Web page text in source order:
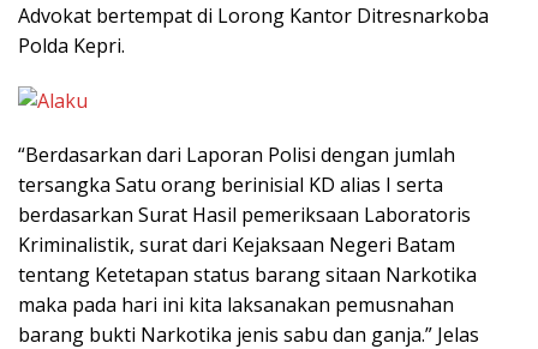
Advokat bertempat di Lorong Kantor Ditresnarkoba
Polda Kepri.
“Berdasarkan dari Laporan Polisi dengan jumlah
tersangka Satu orang berinisial KD alias I serta
berdasarkan Surat Hasil pemeriksaan Laboratoris
Kriminalistik, surat dari Kejaksaan Negeri Batam
tentang Ketetapan status barang sitaan Narkotika
maka pada hari ini kita laksanakan pemusnahan
barang bukti Narkotika jenis sabu dan ganja.” Jelas